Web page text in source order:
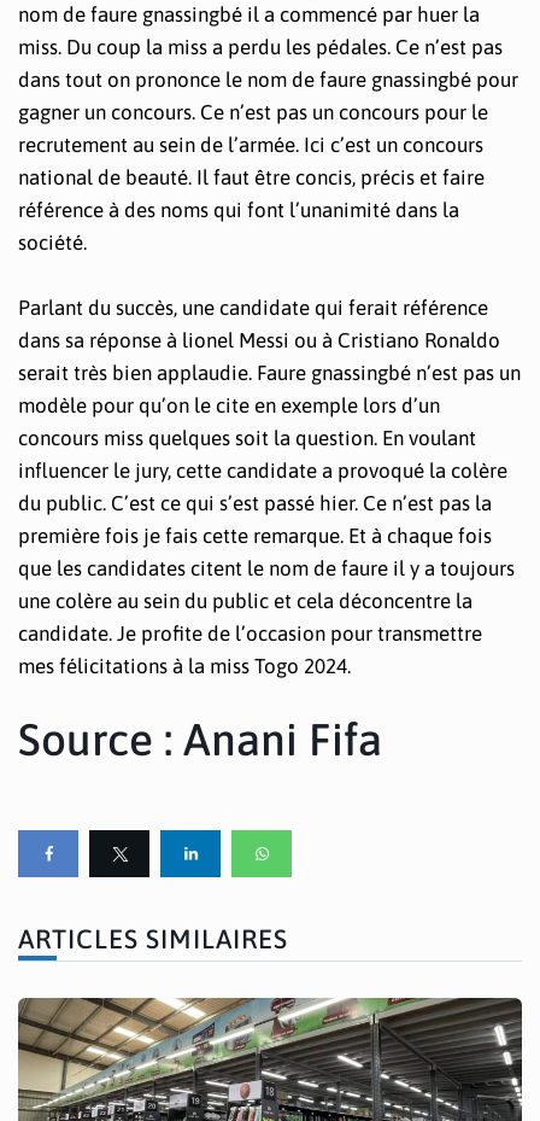
nom de faure gnassingbé il a commencé par huer la
miss. Du coup la miss a perdu les pédales. Ce n’est pas
dans tout on prononce le nom de faure gnassingbé pour
gagner un concours. Ce n’est pas un concours pour le
recrutement au sein de l’armée. Ici c’est un concours
national de beauté. Il faut être concis, précis et faire
référence à des noms qui font l’unanimité dans la
société.
Parlant du succès, une candidate qui ferait référence
dans sa réponse à lionel Messi ou à Cristiano Ronaldo
serait très bien applaudie. Faure gnassingbé n’est pas un
modèle pour qu’on le cite en exemple lors d’un
concours miss quelques soit la question. En voulant
influencer le jury, cette candidate a provoqué la colère
du public. C’est ce qui s’est passé hier. Ce n’est pas la
première fois je fais cette remarque. Et à chaque fois
que les candidates citent le nom de faure il y a toujours
une colère au sein du public et cela déconcentre la
candidate. Je profite de l’occasion pour transmettre
mes félicitations à la miss Togo 2024.
Source : Anani Fifa
ARTICLES SIMILAIRES